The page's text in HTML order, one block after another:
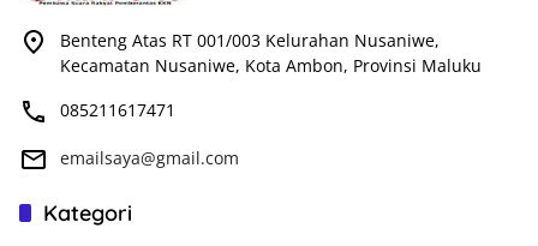
Benteng Atas RT 001/003 Kelurahan Nusaniwe,
Kecamatan Nusaniwe, Kota Ambon, Provinsi Maluku
085211617471
emailsaya@gmail.com
Kategori